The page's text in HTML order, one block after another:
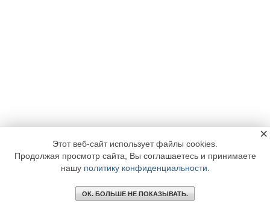
Этот веб-сайт использует файлы cookies.
Продолжая просмотр сайта, Вы соглашаетесь и принимаете
нашу политику конфиденциальности
ОК. БОЛЬШЕ НЕ ПОКАЗЫВАТЬ.
×